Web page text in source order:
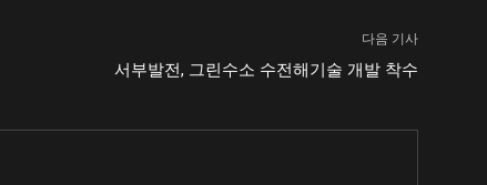
다음 기사
서부발전, 그린수소 수전해기술 개발 착수